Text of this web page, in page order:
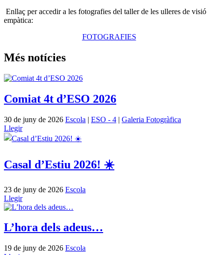
Enllaç per accedir a les fotografies del taller de les ulleres de visió
empàtica:
FOTOGRAFIES
Més notícies
Comiat 4t d’ESO 2026
30 de juny de 2026 Escola | ESO - 4 | Galeria Fotogràfica
Llegir
Casal d’Estiu 2026! ☀️
23 de juny de 2026 Escola
Llegir
L’hora dels adeus…
19 de juny de 2026 Escola